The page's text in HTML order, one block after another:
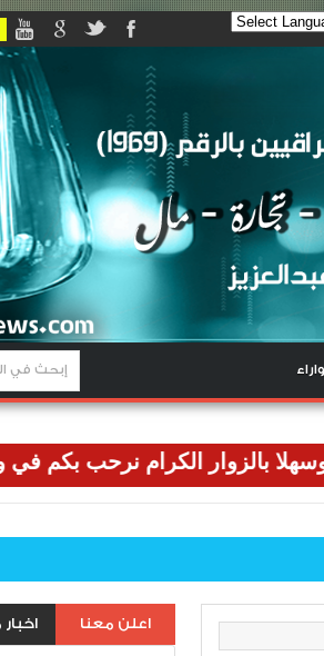
الكرام نرحب بكم في وكالتنا
اعلن معنا